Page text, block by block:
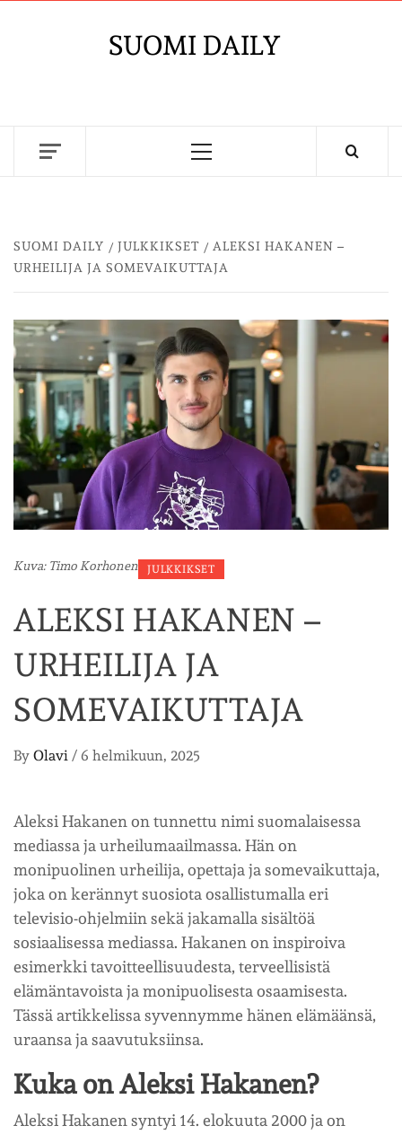
SUOMI DAILY
Primary
SUOMI DAILY JULKKIKSET
ALEKSI HAKANEN –
URHEILIJA JA SOMEVAIKUTTAJA
Kuva: Timo Korhonen JULKKIKSET
ALEKSI HAKANEN –
URHEILIJA JA
SOMEVAIKUTTAJA
By Olavi / 6 helmikuun, 2025
Aleksi Hakanen on tunnettu nimi suomalaisessa
mediassa ja urheilumaailmassa. Hän on
monipuolinen urheilija, opettaja ja somevaikuttaja,
joka on kerännyt suosiota osallistumalla eri
televisio-ohjelmiin sekä jakamalla sisältöä
sosiaalisessa mediassa. Hakanen on inspiroiva
esimerkki tavoitteellisuudesta, terveellisistä
elämäntavoista ja monipuolisesta osaamisesta.
Tässä artikkelissa syvennymme hänen elämäänsä,
uraansa ja saavutuksiinsa.
Kuka on Aleksi Hakanen?
Aleksi Hakanen syntyi 14. elokuuta 2000 ja on